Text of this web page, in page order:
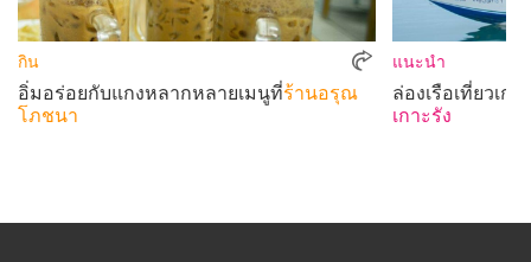
กิน
อิ่มอร่อยกับแกงหลากหลายเมนูที่ร้านอรุณ
โภชนา
แนะนำ
ล่องเรือเที่ยวเก
เกาะรัง